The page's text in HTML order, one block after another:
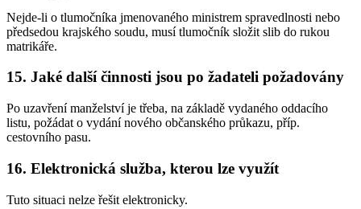
Nejde-li o tlumočníka jmenovaného ministrem spravedlnosti nebo
předsedou krajského soudu, musí tlumočník složit slib do rukou
matrikáře.
15. Jaké další činnosti jsou po žadateli požadovány
Po uzavření manželství je třeba, na základě vydaného oddacího
listu, požádat o vydání nového občanského průkazu, příp.
cestovního pasu.
16. Elektronická služba, kterou lze využít
Tuto situaci nelze řešit elektronicky.